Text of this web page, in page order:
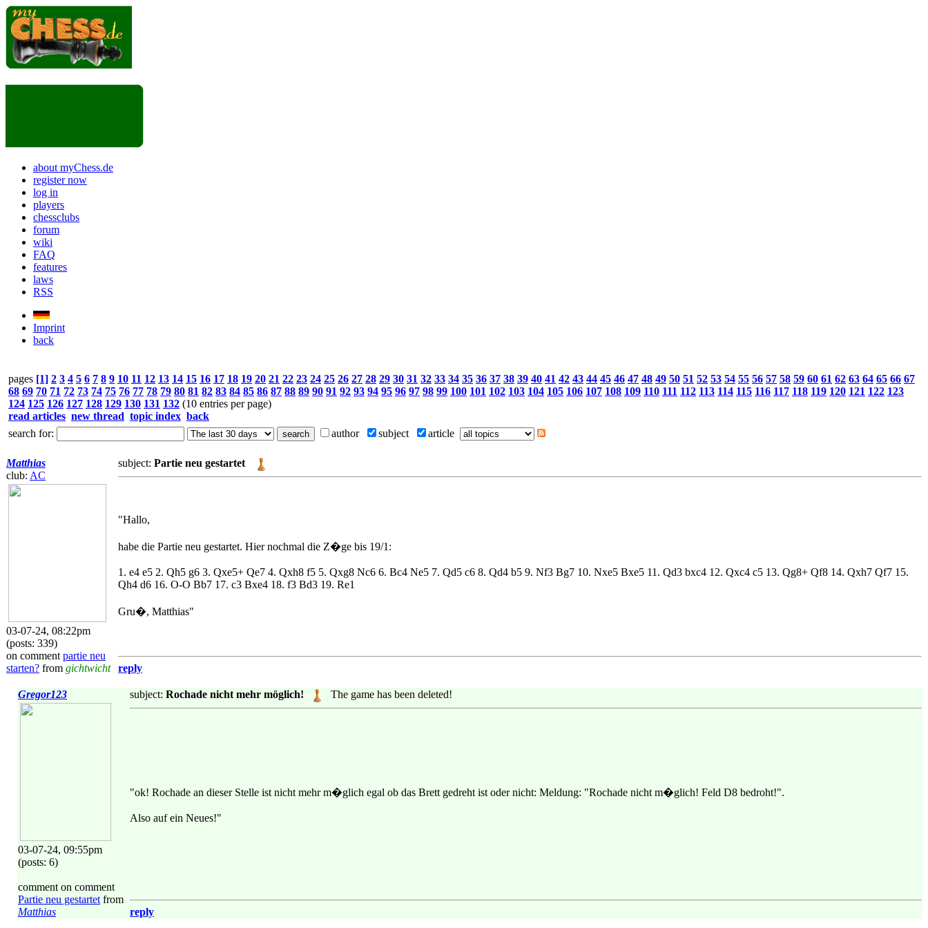
about myChess.de
register now
log in
players
chessclubs
forum
wiki
FAQ
features
laws
RSS
Imprint
back
pages [1] 2 3 4 5 6 7 8 9 10 11 12 13 14 15 16 17 18 19 20 21 22 23 24 25 26 27 28 29 30 31 32 33 34 35 36 37 38 39 40 41 42 43 44 45 46 47 48 49 50 51 52 53 54 55 56 57 58 59 60 61 62 63 64 65 66 67
68 69 70 71 72 73 74 75 76 77 78 79 80 81 82 83 84 85 86 87 88 89 90 91 92 93 94 95 96 97 98 99 100 101 102 103 104 105 106 107 108 109 110 111 112 113 114 115 116 117 118 119 120 121 122 123
124 125 126 127 128 129 130 131 132 (10 entries per page)
read articles new thread topic index back
search for:
author subject article
Matthias
club: AC
03-07-24, 08:22pm
(posts: 339)
on comment partie neu
starten? from gichtwicht
subject: Partie neu gestartet
"Hallo,
habe die Partie neu gestartet. Hier nochmal die Z�ge bis 19/1:
1. e4 e5 2. Qh5 g6 3. Qxe5+ Qe7 4. Qxh8 f5 5. Qxg8 Nc6 6. Bc4 Ne5 7. Qd5 c6 8. Qd4 b5 9. Nf3 Bg7 10. Nxe5 Bxe5 11. Qd3 bxc4 12. Qxc4 c5 13. Qg8+ Qf8 14. Qxh7 Qf7 15.
Qh4 d6 16. O-O Bb7 17. c3 Bxe4 18. f3 Bd3 19. Re1
Gru�, Matthias"
reply
Gregor123
03-07-24, 09:55pm
(posts: 6)
comment on comment
Partie neu gestartet from
Matthias
subject: Rochade nicht mehr möglich! The game has been deleted!
"ok! Rochade an dieser Stelle ist nicht mehr m�glich egal ob das Brett gedreht ist oder nicht: Meldung: "Rochade nicht m�glich! Feld D8 bedroht!".
Also auf ein Neues!"
reply